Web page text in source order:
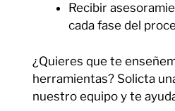
Recibir
cada fase del
¿Quieres que te
herramientas? Solicta
nuestro equipo y te